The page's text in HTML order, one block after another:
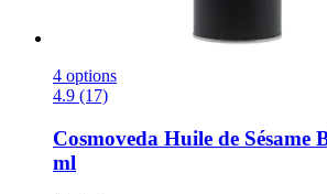
4 options
4.9 (17)
Cosmoveda Huile de Sésame
ml